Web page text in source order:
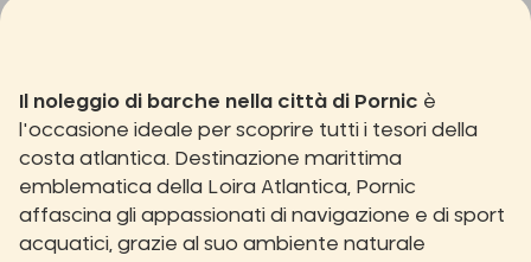
Il noleggio di barche nella città di Pornic è
l'occasione ideale per scoprire tutti i tesori della
costa atlantica. Destinazione marittima
emblematica della Loira Atlantica, Pornic
affascina gli appassionati di navigazione e di sport
acquatici, grazie al suo ambiente naturale